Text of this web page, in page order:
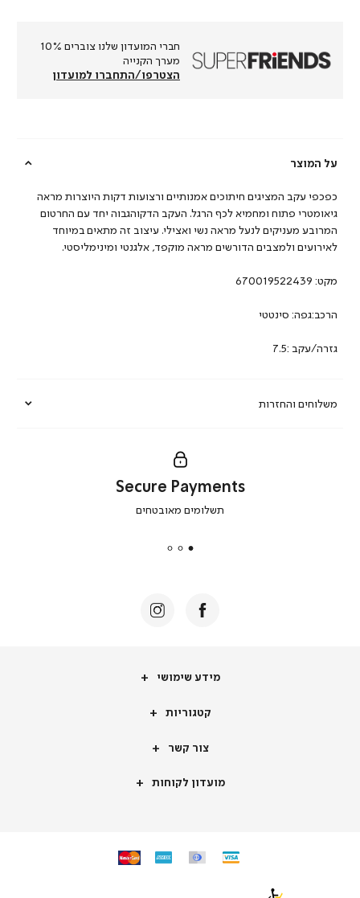
חברי המועדון שלנו צוברים 10%
מערך הקנייה
הצטרפו/התחברו למועדון
על המוצר
משלוחים והחזרות
כפכפי עקב המציגים חיתוכים אמנותיים ורצועות דקות היוצרות מראה
גיאומטרי פתוח ומחמיא לכף הרגל. העקב הדקוהגבוה יחד עם החרטום
המרובע מעניקים לנעל מראה נשי ואצילי. עיצוב זה מתאים במיוחד
לאירועים ולמצבים הדורשים מראה מוקפד, אלגנטי ומינימליסטי.
מקט: 670019522439
הרכב:גפה: סינטטי
גזרה/עקב :7.5
secure
|
Secure Payments
תשלומים מאובטחים
מידע
מידע שימושי
קטגוריותקטגוריות
צור
צור קשר
מועדון
מועדון לקוחות